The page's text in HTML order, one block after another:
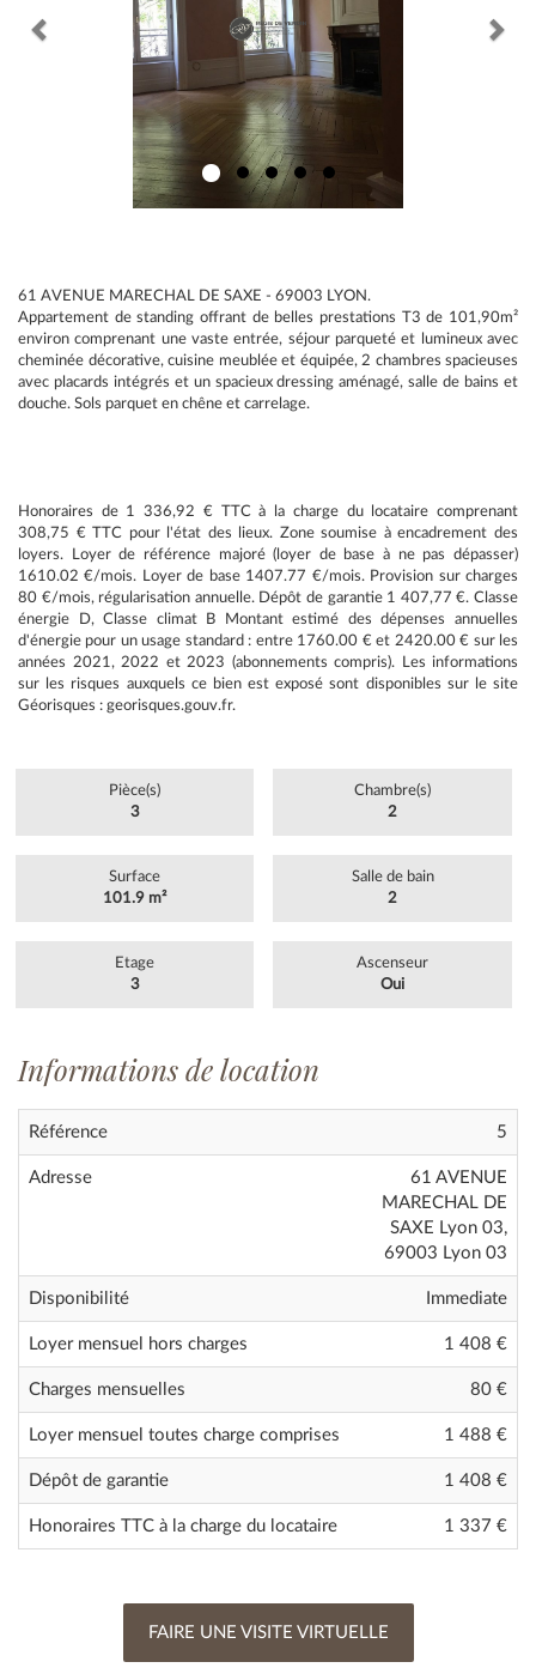
61 AVENUE MARECHAL DE SAXE - 69003 LYON.
Appartement de standing offrant de belles prestations T3 de 101,90m²
environ comprenant une vaste entrée, séjour parqueté et lumineux avec
cheminée décorative, cuisine meublée et équipée, 2 chambres spacieuses
avec placards intégrés et un spacieux dressing aménagé, salle de bains et
douche. Sols parquet en chêne et carrelage.
Honoraires de 1 336,92 € TTC à la charge du locataire comprenant
308,75 € TTC pour l'état des lieux. Zone soumise à encadrement des
loyers. Loyer de référence majoré (loyer de base à ne pas dépasser)
1610.02 €/mois. Loyer de base 1407.77 €/mois. Provision sur charges
80 €/mois, régularisation annuelle. Dépôt de garantie 1 407,77 €. Classe
énergie D, Classe climat B Montant estimé des dépenses annuelles
d'énergie pour un usage standard : entre 1760.00 € et 2420.00 € sur les
années 2021, 2022 et 2023 (abonnements compris). Les informations
sur les risques auxquels ce bien est exposé sont disponibles sur le site
Géorisques : georisques.gouv.fr.
Pièce(s)
3
Chambre(s)
2
Surface
101.9 m²
Salle de bain
2
Etage
3
Ascenseur
Oui
Informations de location
Référence 5
Adresse
61 AVENUE
MARECHAL DE
SAXE Lyon 03,
69003 Lyon 03
Disponibilité Immediate
Loyer mensuel hors charges 1 408 €
Charges mensuelles 80 €
Loyer mensuel toutes charge comprises 1 488 €
Dépôt de garantie 1 408 €
Honoraires TTC à la charge du locataire 1 337 €
FAIRE UNE VISITE VIRTUELLE